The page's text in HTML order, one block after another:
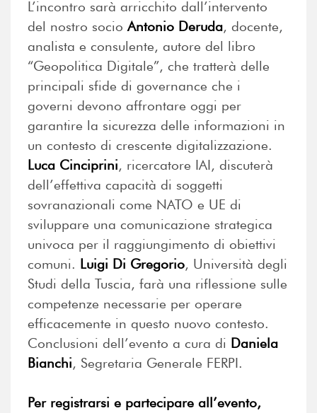
L’incontro sarà arricchito dall’intervento
del nostro socioAntonio Deruda, docente,
analista e consulente, autore del libro
“Geopolitica Digitale”, che tratterà delle
principali sfide di governance che i
governi devono affrontare oggi per
garantire la sicurezza delle informazioni in
un contesto di crescente digitalizzazione.
Luca Cinciprini, ricercatore IAI, discuterà
dell’effettiva capacità di soggetti
sovranazionali come NATO e UE di
sviluppare una comunicazione strategica
univoca per il raggiungimento di obiettivi
comuni. Luigi Di Gregorio, Università degli
Studi della Tuscia, farà una riflessione sulle
competenze necessarie per operare
efficacemente in questo nuovo contesto.
Conclusioni dell’evento a cura di Daniela
Bianchi, Segretaria Generale FERPI.
Per registrarsi e partecipare all’evento,